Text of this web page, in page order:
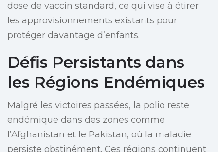
dose de vaccin standard, ce qui vise à étirer
les approvisionnements existants pour
protéger davantage d’enfants.
Défis Persistants dans
les Régions Endémiques
Malgré les victoires passées, la polio reste
endémique dans des zones comme
l’Afghanistan et le Pakistan, où la maladie
persiste obstinément. Ces régions continuent